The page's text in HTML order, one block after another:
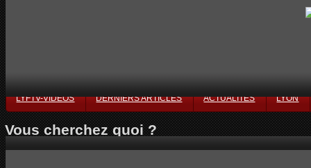
LYFTV-VIDÉOS DERNIERS ARTICLES ACTUALITÉS LYON
Vous cherchez quoi ?